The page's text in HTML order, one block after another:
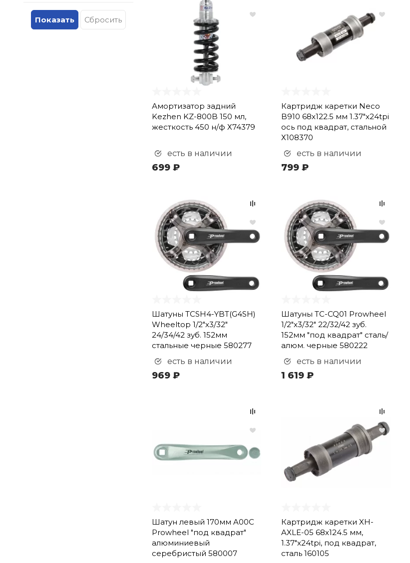
1)
Пеги (3)
Амортизатор задний
Kezhen KZ-800B 150 мл,
жесткость 450 н/ф Х74379
есть в наличии
699 ₽
Картридж каретки Neco
B910 68х122.5 мм 1.37"х24tpi
ось под квадрат, стальной
Х108370
есть в наличии
799 ₽
Шатуны TCSH4-YBT(G4SH)
Wheeltop 1/2"х3/32"
24/34/42 зуб. 152мм
стальные черные 580277
есть в наличии
969 ₽
Шатуны TC-CQ01 Prowheel
1/2"х3/32" 22/32/42 зуб.
152мм "под квадрат" сталь/
алюм. черные 580222
есть в наличии
1 619 ₽
Шатун левый 170мм A00C
Prowheel "под квадрат"
алюминиевый
серебристый 580007
Картридж каретки XH-
AXLE-05 68х124.5 мм,
1.37"x24tpi, под квадрат,
сталь 160105